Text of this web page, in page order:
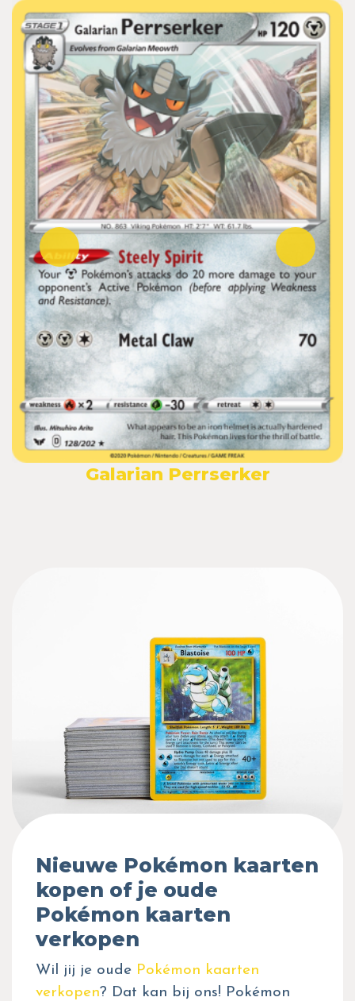
Galarian Perrserker
Nieuwe Pokémon kaarten
kopen of je oude
Pokémon kaarten
verkopen
Wil jij je oude Pokémon kaarten
verkopen? Dat kan bij ons! Pokémon